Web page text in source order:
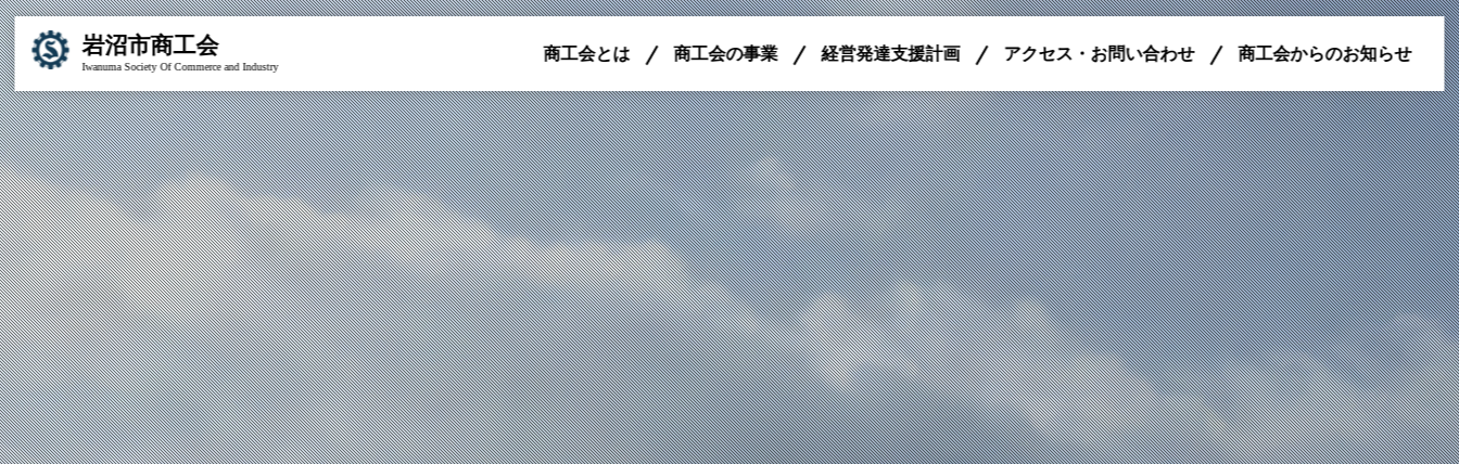
岩沼市商工会
Iwanuma Society Of Commerce and Industry
商工会とは 商工会の事業 経営発達支援計画 アクセス・お問い合わせ 商工会からのお知らせ